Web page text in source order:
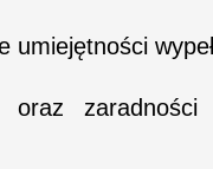
umiejętności
oraz